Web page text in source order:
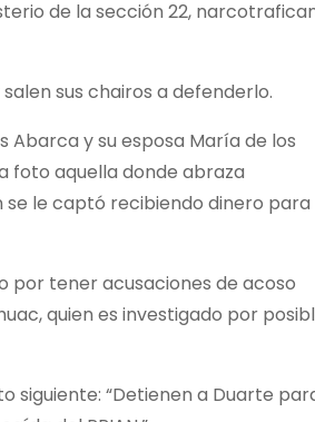
de la sección 22,
sus chairos a defenderlo.
y su esposa María de los
foto aquella donde abraza
se le captó recibiendo dinero para
por tener acusaciones de acoso
quien es investigado por
siguiente: “Detienen a Duarte